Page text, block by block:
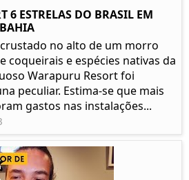
6 ESTRELAS DO BRASIL EM
no alto de um morro
coqueirais e espécies nativas da
Warapuru Resort foi
peculiar. Estima-se que mais
gastos nas instalações...